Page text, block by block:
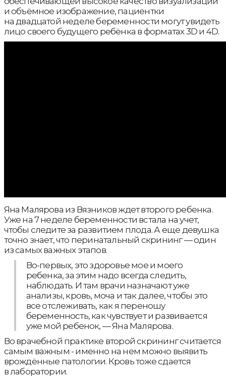
и объёмное изображение, пациентки
на двадцатой неделе беременности могут увидеть
лицо своего будущего ребёнка в форматах 3D и 4D.
Яна Малярова из Вязников ждет второго ребенка.
Уже на 7 неделе беременности встала на учет,
чтобы следите за развитием плода. А еще девушка
точно знает, что перинатальный скрининг — один
из самых важных этапов.
Во-первых, это здоровье мое и моего
ребенка, за этим надо всегда следить,
наблюдать. И там врачи назначают уже
анализы, кровь, моча и так далее, чтобы это
все отслеживать, как я переношу
беременность, как чувствует и развивается
уже мой ребенок, — Яна Малярова.
Во врачебной практике второй скрининг считается
самым важным - именно на нем можно выявить
врождённые патологии. Кровь тоже сдается
в лаборатории.